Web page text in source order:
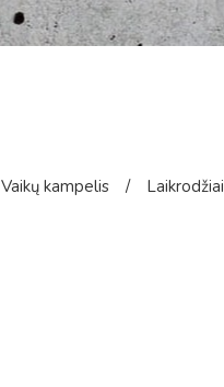
Vaikų kampelis / Laikrodžiai